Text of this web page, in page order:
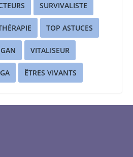
SURVIVALISTE
TOP ASTUCES
VITALISEUR
ÊTRES VIVANTS